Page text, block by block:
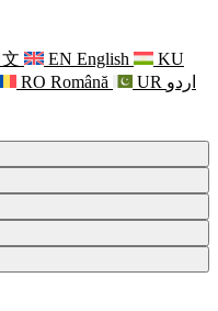
EN English
KU
RO Română UR اردو
ਸ਼ਰਤਾਂ